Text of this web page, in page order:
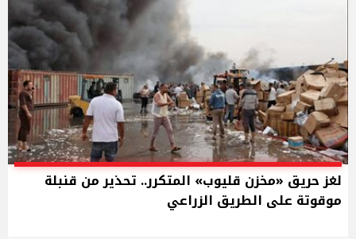
لغز حريق «مخزن قليوب» المتكرر.. تحذير من قنبلة
موقوتة على الطريق الزراعي